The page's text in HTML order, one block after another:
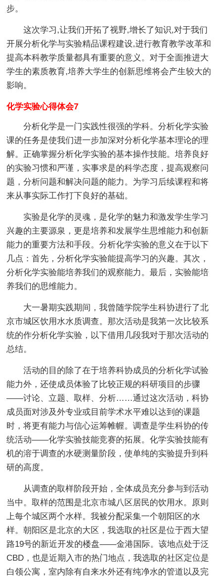
步。
这次学习,让我们开拓了视野,增长了知识,对于我们
开展分析化学与实验精品课程建设,进行教育教学改革和
提高本科教学质量都具有重要的意义。对于全面推进大
学生的素质教育,培养大学生的创新思维将会产生较大的
影响。
化学实验心得体会7
分析化学是一门实践性很强的学科。分析化学实验
课的任务是使我们进一步加深对分析化学基本理论的理
解。正确掌握分析化学实验的基本操作技能。培养良好
的实验习惯和严谨，实事求是的科学态度，提高观察问
题，分析问题和解决问题的能力。为学习后续课程和将
来从事实际工作打下良好的基础。
实验是化学的灵魂，是化学的魅力和激发学生学习
兴趣的主要源泉，更是培养和发展学生思维能力和创新
能力的重要方法和手段。分析化学实验的意义在于以下
几点：首先，分析化学实验能提高学习的兴趣。其次，
分析化学实验能培养我们的观察能力。最后，实验能培
养我们的思维能力。
大一暑期实践期间，我曾随学院学生科协进行了北
京市城区饮用水水质调查。那次活动是我第一次比较系
统的作分析化学实验，以下借用几段我对于那次活动的
总结。
活动的目的除了在于培养科协成员的分析化学试验
能力外，还使成员体验了比较正规的科研项目的步骤
——讨论、立题、取样、分析……通过这次活动，科协
成员面对涉及外专业或目前学术水平难以达到的课题
时，将更有能力与信心运筹帷幄。调查是学生科协的传
统活动——化学实验技能竞赛的拓展。化学实验技能有
机的溶于调查的水硬测量阶段，使单纯的实验提升到科
研的高度。
从调查的取样阶段开始，全体成员充分参与到活动
当中。取样的范围是北京市城八区居民的饮用水。原则
上每个城区两个水样。我被分配采集一个朝阳区的水
样。朝阳区是北京的大区，我选取的社区是位于西大望
路19号的新近开发的楼盘——金港国际。该地点处于泛
CBD，也是近期入市的热门地点，我选取的社区定位是
白领公寓，室内除有自来水外还有纯净水的管道以及完